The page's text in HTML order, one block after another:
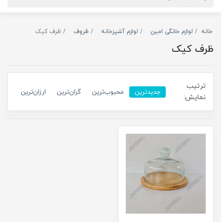
خانه لوازم خانگی امین لوازم آشپزخانه ظروف ظرف کیک
ظرف کیک
ترتیب
نمایش:
جدیدترین محبوب‌ترین گران‌ترین ارزان‌ترین